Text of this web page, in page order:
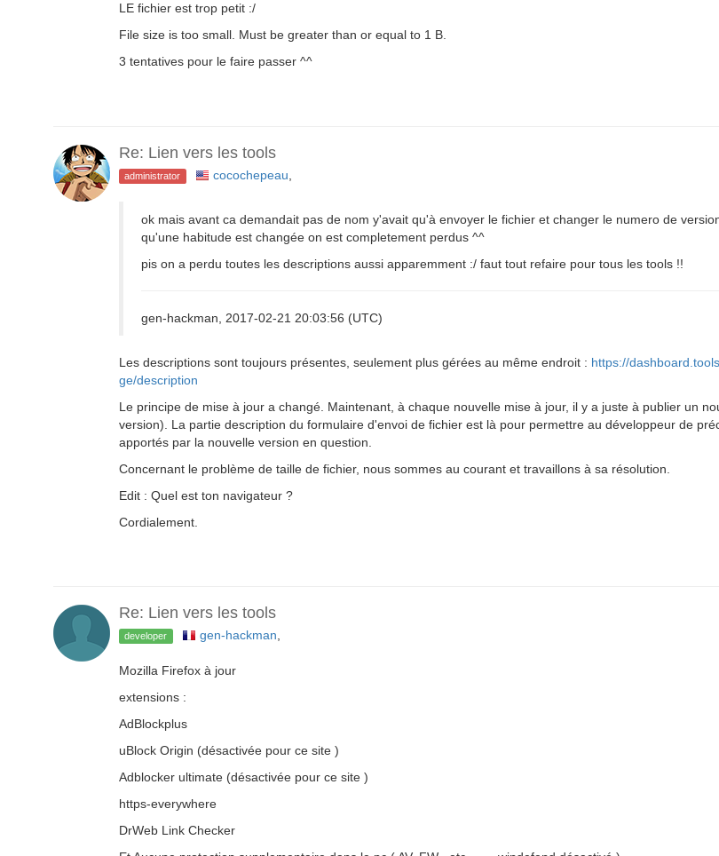
LE fichier est trop petit :/
File size is too small. Must be greater than or equal to 1 B.
3 tentatives pour le faire passer ^^
Re: Lien vers les tools
administrator cocochepeau
ok mais avant ca demandait pas de nom y'avait qu'à envoyer le fichier et changer le numero de
qu'une habitude est changée on est completement perdus ^^
pis on a perdu toutes les descriptions aussi apparemment :/ faut tout refaire pour tous les tools !!
gen-hackman, 2017-02-21 20:03:56 (UTC)
Les descriptions sont toujours présentes, seulement plus gérées au même endroit : https://
ge/description
Le principe de mise à jour a changé. Maintenant, à chaque nouvelle mise à jour, il y a juste à publier un
version). La partie description du formulaire d'envoi de fichier est là pour permettre au développeur de
apportés par la nouvelle version en question.
Concernant le problème de taille de fichier, nous sommes au courant et travaillons à sa résolution.
Edit : Quel est ton navigateur ?
Cordialement.
Re: Lien vers les tools
developer gen-hackman
Mozilla Firefox à jour
extensions :
AdBlockplus
uBlock Origin (désactivée pour ce site )
Adblocker ultimate (désactivée pour ce site )
https-everywhere
DrWeb Link Checker